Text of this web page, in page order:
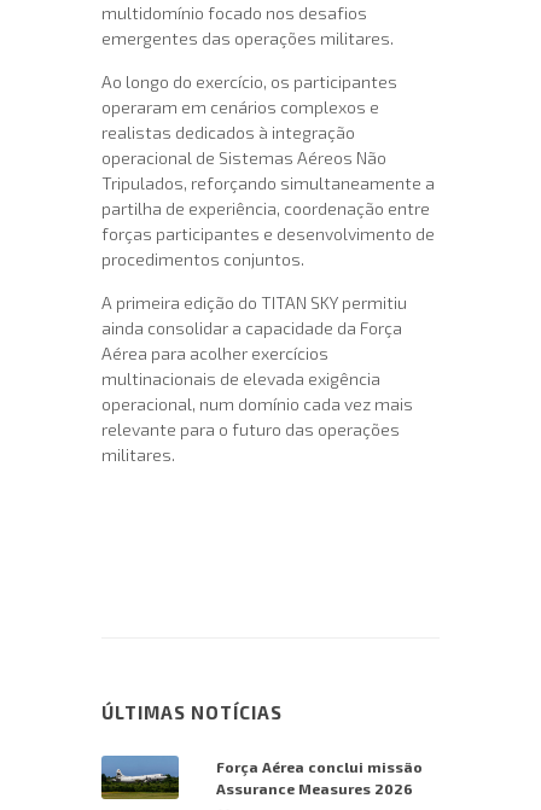
multidomínio focado nos desafios
emergentes das operações militares.
Ao longo do exercício, os participantes
operaram em cenários complexos e
realistas dedicados à integração
operacional de Sistemas Aéreos Não
Tripulados, reforçando simultaneamente a
partilha de experiência, coordenação entre
forças participantes e desenvolvimento de
procedimentos conjuntos.
A primeira edição do TITAN SKY permitiu
ainda consolidar a capacidade da Força
Aérea para acolher exercícios
multinacionais de elevada exigência
operacional, num domínio cada vez mais
relevante para o futuro das operações
militares.
ÚLTIMAS NOTÍCIAS
Força Aérea conclui missão
Assurance Measures 2026